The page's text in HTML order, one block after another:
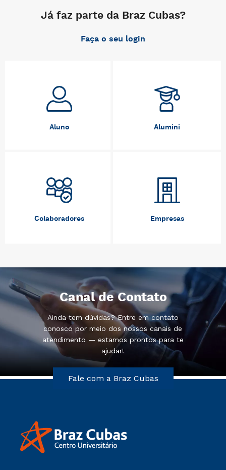
Já faz parte da Braz Cubas?
Faça o seu login
Aluno Alumini
Colaboradores Empresas
Canal de Contato
Ainda tem dúvidas? Entre em contato
conosco por meio dos nossos canais de
atendimento — estamos prontos para te
ajudar!
Fale com a Braz Cubas